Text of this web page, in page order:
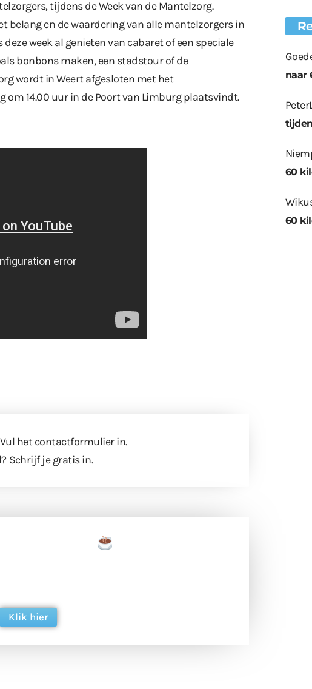
tijdens de Week van de Mantelzorg.
belang en de waardering van alle mantelzorgers in
week al genieten van cabaret of een speciale
bonbons maken, een stadstour of de
wordt in Weert afgesloten met het
14.00 uur in de Poort van Limburg plaatsvindt.
het contactformulierin.
Schrijf je gratis in.
Klik hier
naar
60
60